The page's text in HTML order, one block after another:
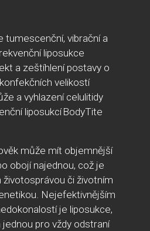
tumescenční, vibrační a
liposukce
a zeštíhlení postavy o
velikostí
a vyhlazení celulitidy
liposukcíBodyTite
může mít objemnější
obojí najednou, což je
životosprávou či životním
Nejefektivnějším
je liposukce,
pro vždy odstraní